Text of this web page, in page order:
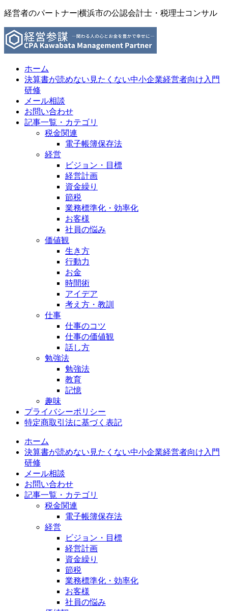
経営者のパートナー|横浜市の公認会計士・税理士コンサル
ホーム
決算書が読めない見たくない中小企業経営者向け入門
研修
メール相談
お問い合わせ
記事一覧・カテゴリ
税金関連
電子帳簿保存法
経営
ビジョン・目標
経営計画
資金繰り
節税
業務標準化・効率化
お客様
社員の悩み
価値観
生き方
行動力
お金
時間術
アイデア
考え方・教訓
仕事
仕事のコツ
仕事の価値観
話し方
勉強法
勉強法
教育
記憶
趣味
プライバシーポリシー
特定商取引法に基づく表記
ホーム
決算書が読めない見たくない中小企業経営者向け入門
研修
メール相談
お問い合わせ
記事一覧・カテゴリ
税金関連
電子帳簿保存法
経営
ビジョン・目標
経営計画
資金繰り
節税
業務標準化・効率化
お客様
社員の悩み